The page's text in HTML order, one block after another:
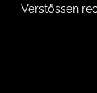
Verstössen